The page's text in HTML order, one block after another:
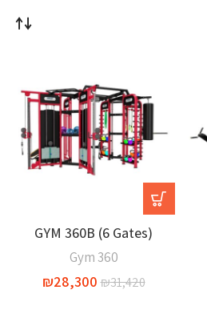
GYM 360B (6 Gates)
Gym 360
₪31,420
₪28,300